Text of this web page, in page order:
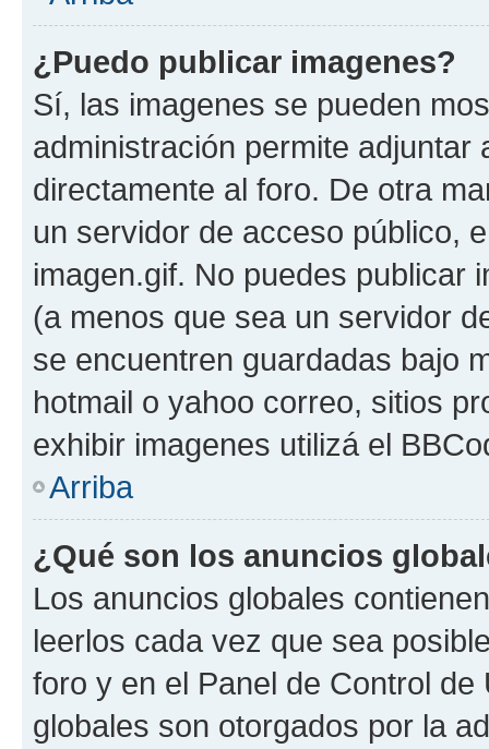
¿Puedo publicar imagenes?
Sí, las imagenes se pueden
administración permite
directamente al foro. De otra
un servidor de acceso público,
imagen.gif. No puedes publicar
(a menos que sea un servidor
se encuentren guardadas bajo
hotmail o yahoo correo, sitios
exhibir imagenes utilizá el
Arriba
¿Qué son los anuncios
Los anuncios globales
leerlos cada vez que sea
foro y en el Panel de Control
globales son otorgados por la